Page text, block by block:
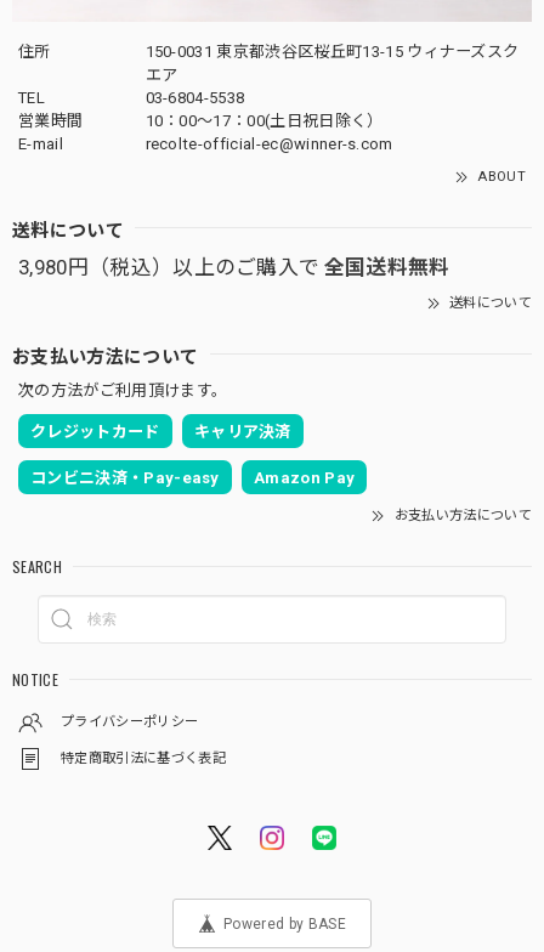
住所
150-0031 東京都渋谷区桜丘町13-15 ウィナーズスク
エア
TEL
03-6804-5538
営業時間
10：00〜17：00(土日祝日除く）
E-mail
recolte-official-ec@winner-s.com
ABOUT
送料について
3,980円（税込）以上のご購入で 全国送料無料
送料について
お支払い方法について
次の方法がご利用頂けます。
クレジットカード キャリア決済
コンビニ決済・Pay-easy Amazon Pay
お支払い方法について
SEARCH
NOTICE
プライバシーポリシー
特定商取引法に基づく表記
Powered by BASE